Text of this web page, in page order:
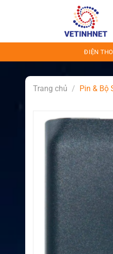
ĐIỆN
Trang chủ / Pin & Bộ